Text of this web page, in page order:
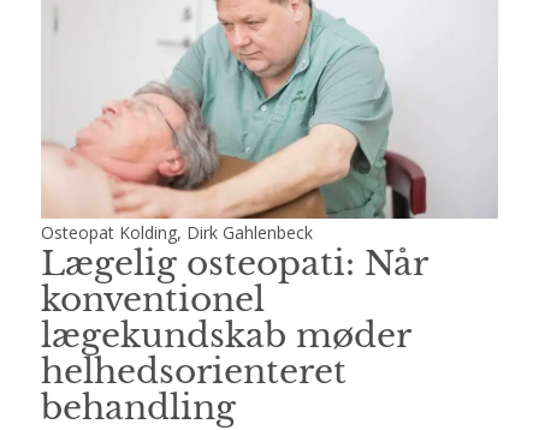
Osteopat Kolding, Dirk Gahlenbeck
Lægelig osteopati: Når
konventionel
lægekundskab møder
helhedsorienteret
behandling